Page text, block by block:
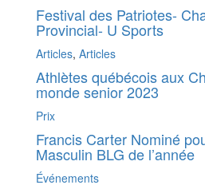
Festival des Patriotes-
Provincial- U Sports
Articles, Articles
Athlètes québécois aux
monde senior 2023
Prix
Francis Carter Nominé
Masculin BLG de l’année
Événements